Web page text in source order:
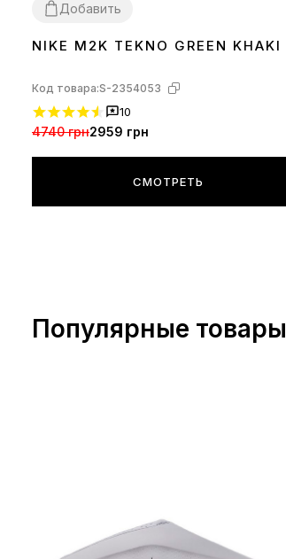
Добавить
36
NIKE M2K TEKNO GREEN KHAKI
Код товара:S-2354053
10
4740 грн2959 грн
СМОТРЕТЬ
Популярные товары